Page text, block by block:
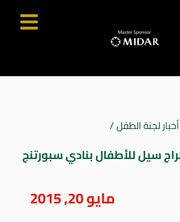
أخبار لجنة الطفل/
سيل للأطفال بنادي سبورتنج
مايو 20, 2015